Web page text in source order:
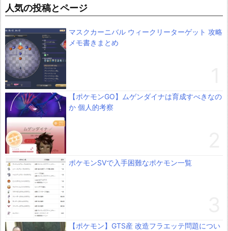
人気の投稿とページ
マスクカーニバル ウィークリーターゲット 攻略
メモ書きまとめ
【ポケモンGO】ムゲンダイナは育成すべきなの
か 個人的考察
ポケモンSVで入手困難なポケモン一覧
【ポケモン】GTS産 改造フラエッテ問題につい